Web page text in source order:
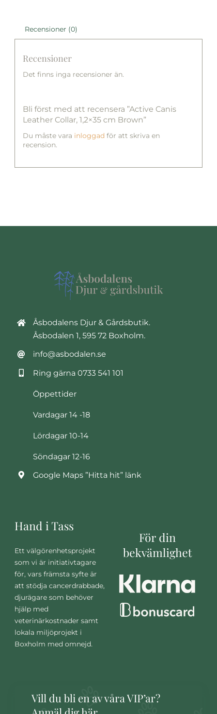
Recensioner (0)
Recensioner
Det finns inga recensioner än.
Bli först med att recensera ”Active Canis
Leather Collar, 1,2×35 cm Brown”
Du måste vara inloggad för att skriva en
recension.
Åsbodalens Djur & Gårdsbutik.
Åsbodalen 1, 595 72 Boxholm.
info@asbodalen.se
Ring gärna 0733 541 101
Öppettider
Vardagar 14 -18
Lördagar 10-14
Söndagar 12-16
Google Maps ”Hitta hit” länk
Hand i Tass
Ett välgörenhetsprojekt
som vi är initiativtagare
för, vars främsta syfte är
att stödja cancerdrabbade,
djurägare som behöver
hjälp med
veterinärkostnader samt
lokala miljöprojekt i
Boxholm med omnejd.
För din
bekvämlighet
Vill du bli en av våra VIP’ar?